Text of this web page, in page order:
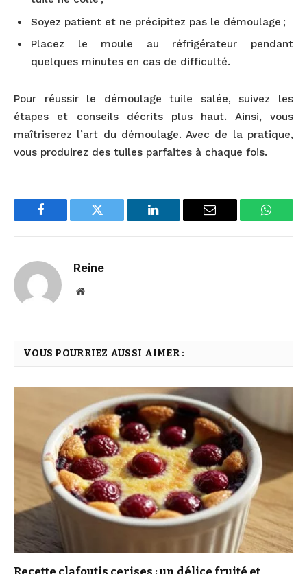
Soyez patient et ne précipitez pas le démoulage ;
Placez le moule au réfrigérateur pendant
quelques minutes en cas de difficulté.
Pour réussir le démoulage tuile salée, suivez les
étapes et conseils décrits plus haut. Ainsi, vous
maîtriserez l’art du démoulage. Avec de la pratique,
vous produirez des tuiles parfaites à chaque fois.
Facebook Twitter LinkedIn Email
Reine
Website
VOUS POURRIEZ AUSSI AIMER :